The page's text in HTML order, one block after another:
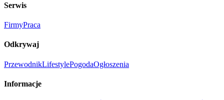
Serwis
FirmyPraca
Odkrywaj
PrzewodnikLifestylePogodaOgłoszenia
Informacje